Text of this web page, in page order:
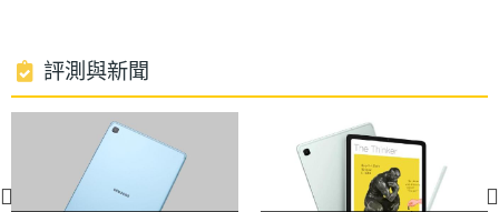
支援 S Pen
SAMSUNG Galaxy Tab S6 Lite (2022) LTE 支援
4,096 階感壓 S Pen，能給予宛如真實筆觸，亦可磁
吸收納於機身右側或書本式皮套內，不須充電即可使
用；搭配 Samsung Notes 應用程式，可將細微處放
RAM記
憶體
4 GB
64 GB
評測與新聞